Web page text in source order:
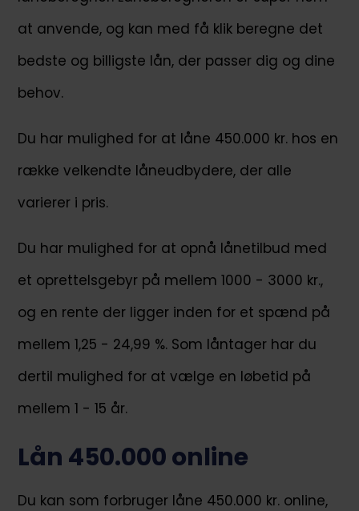
at anvende, og kan med få klik beregne det
bedste og billigste lån, der passer dig og dine
behov.
Du har mulighed for at låne 450.000 kr. hos en
række velkendte låneudbydere, der alle
varierer i pris.
Du har mulighed for at opnå lånetilbud med
et oprettelsgebyr på mellem 1000 - 3000 kr.,
og en rente der ligger inden for et spænd på
mellem 1,25 - 24,99 %. Som låntager har du
dertil mulighed for at vælge en løbetid på
mellem 1 - 15 år.
Lån 450.000 online
Du kan som forbruger låne 450.000 kr. online,